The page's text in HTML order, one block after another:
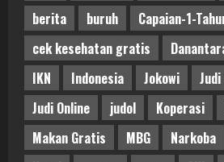
berita
buruh
Capaian-1-
cek kesehatan gratis
IKN
Indonesia Jokowi Judi
Judi Online
judol Koperasi
Makan Gratis
MBG Narkoba